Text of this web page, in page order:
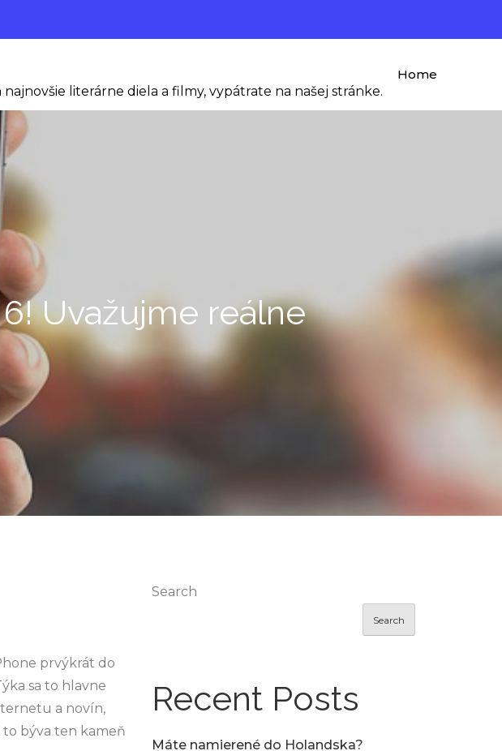
literárne diela a filmy, vypátrate na našej stránke.
Home
Uvažujme reálne
prvýkrát do
sa to hlavne
a novín,
to býva ten kameň
Search
Search
Recent Posts
Máte namierené do Holandska?